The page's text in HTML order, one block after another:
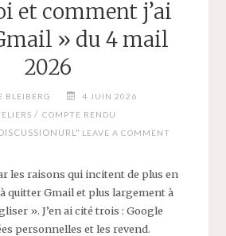
et comment j’ai
» du 4 mail
2026
BLEIBERG
4 JUIN 2026
/ COMPTE RENDU
LEAVE A COMMENT
les raisons qui incitent de plus en
quitter Gmail et plus largement à
». J’en ai cité trois : Google
personnelles et les revend.